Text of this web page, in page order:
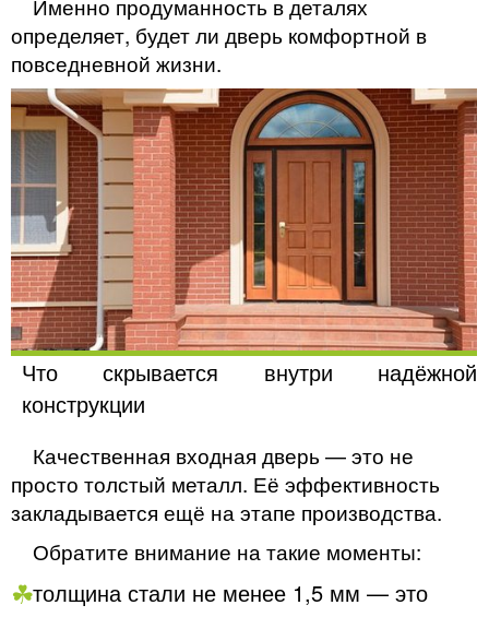
определяет, будет ли дверь комфортной в
повседневной жизни.
Что скрывается внутри надёжной
конструкции
Качественная входная дверь — это не
просто толстый металл. Её эффективность
закладывается ещё на этапе производства.
Обратите внимание на такие моменты:
толщина стали не менее 1,5 мм — это